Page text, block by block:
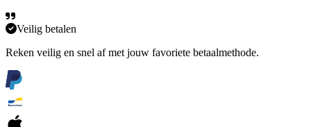
Veilig betalen
Reken veilig en snel af met jouw favoriete betaalmethode.